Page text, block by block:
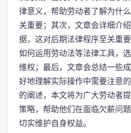
律意义，帮助劳动者了解为什
关重要；其次，文章会详细介
据，这对后期法律程序至关重
如何运用劳动法等法律工具，
维权；最后，文章会总结一些
好地理解实际操作中需要注意
的阐述，本文将为广大劳动者
策略，帮助他们在面临欠薪问
切实维护自身权益。